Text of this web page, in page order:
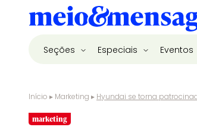
Seções Especiais Eventos
Início ▸ Marketing ▸ Hyundai se torna
marketing